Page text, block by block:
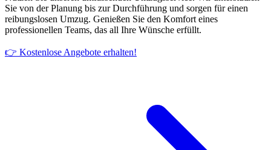
Sie von der Planung bis zur Durchführung und sorgen für einen
reibungslosen Umzug. Genießen Sie den Komfort eines
professionellen Teams, das all Ihre Wünsche erfüllt.
👉 Kostenlose Angebote erhalten!